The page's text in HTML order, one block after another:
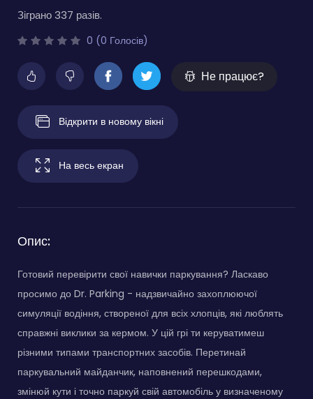
Зіграно 337 разів.
0 (0 Голосів)
Не працює?
Відкрити в новому вікні
На весь екран
Опис:
Готовий перевірити свої навички паркування? Ласкаво
просимо до Dr. Parking - надзвичайно захоплюючої
симуляції водіння, створеної для всіх хлопців, які люблять
справжні виклики за кермом. У цій грі ти керуватимеш
різними типами транспортних засобів. Перетинай
паркувальний майданчик, наповнений перешкодами,
змінюй кути і точно паркуй свій автомобіль у визначеному